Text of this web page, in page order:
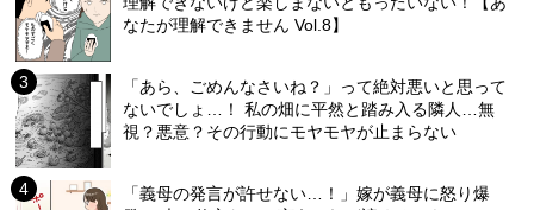
なたが理解できません Vol.8】
「あら、ごめんなさいね？」って絶対悪いと思って
ないでしょ…！ 私の畑に平然と踏み入る隣人…無
視？悪意？その行動にモヤモヤが止まらない
「義母の発言が許せない…！」嫁が義母に怒り爆